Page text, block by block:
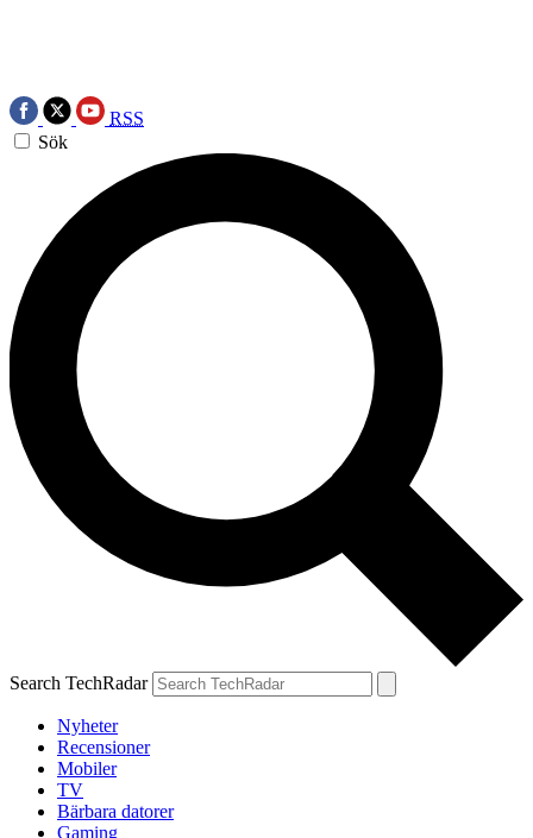
RSS
Sök
Search TechRadar
Nyheter
Recensioner
Mobiler
TV
Bärbara datorer
Gaming